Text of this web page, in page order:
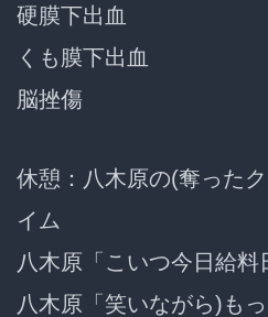
硬膜下出血
くも膜下出血
脳挫傷
休憩：八木原の(奪った
イム
八木原「こいつ今日給料
八木原「笑いながら)もっ